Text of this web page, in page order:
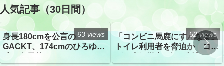
人気記事（30日間）
身長180cmを公言の
GACKT、174cmのひろゆき
63 views
「コンビニ馬鹿にすんなよ」
トイレ利用者を脅迫か コン
52 views